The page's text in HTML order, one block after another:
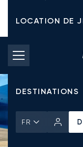
LOCATION DE
TARIFS
JETS PRIVÉS
DESTINATIONS
FR